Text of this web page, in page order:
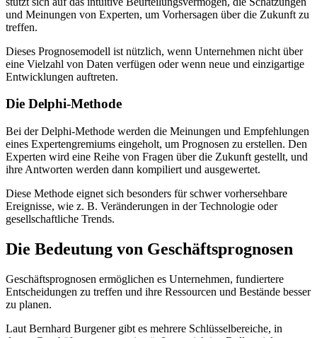
und Meinungen von Experten, um Vorhersagen über die Zukunft zu
treffen.
Dieses Prognosemodell ist nützlich, wenn Unternehmen nicht über
eine Vielzahl von Daten verfügen oder wenn neue und einzigartige
Entwicklungen auftreten.
Die Delphi-Methode
Bei der Delphi-Methode werden die Meinungen und Empfehlungen
eines Expertengremiums eingeholt, um Prognosen zu erstellen. Den
Experten wird eine Reihe von Fragen über die Zukunft gestellt, und
ihre Antworten werden dann kompiliert und ausgewertet.
Diese Methode eignet sich besonders für schwer vorhersehbare
Ereignisse, wie z. B. Veränderungen in der Technologie oder
gesellschaftliche Trends.
Die Bedeutung von Geschäftsprognosen
Geschäftsprognosen ermöglichen es Unternehmen, fundiertere
Entscheidungen zu treffen und ihre Ressourcen und Bestände besser
zu planen.
Laut Bernhard Burgener gibt es mehrere Schlüsselbereiche, in